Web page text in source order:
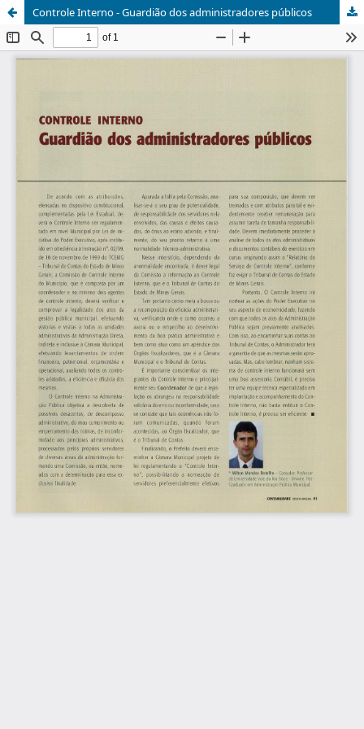
Controle Interno - Guardião dos administradores públicos